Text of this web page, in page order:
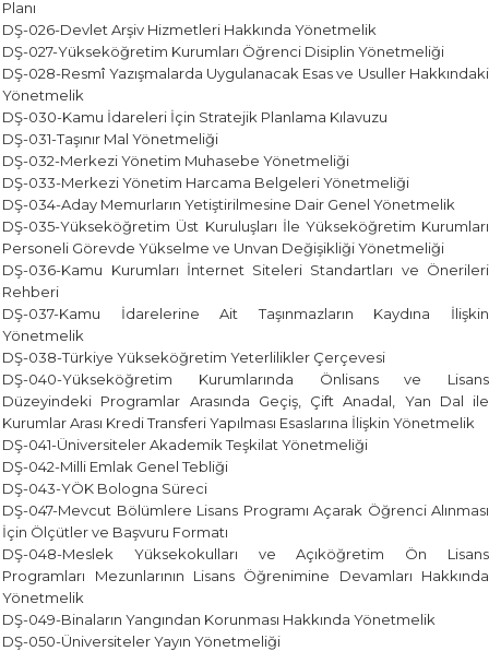
Planı
DŞ-026-Devlet Arşiv Hizmetleri Hakkında Yönetmelik
DŞ-027-Yükseköğretim Kurumları Öğrenci Disiplin Yönetmeliği
DŞ-028-Resmî Yazışmalarda Uygulanacak Esas ve Usuller Hakkındaki
Yönetmelik
DŞ-030-Kamu İdareleri İçin Stratejik Planlama Kılavuzu
DŞ-031-Taşınır Mal Yönetmeliği
DŞ-032-Merkezi Yönetim Muhasebe Yönetmeliği
DŞ-033-Merkezi Yönetim Harcama Belgeleri Yönetmeliği
DŞ-034-Aday Memurların Yetiştirilmesine Dair Genel Yönetmelik
DŞ-035-Yükseköğretim Üst Kuruluşları İle Yükseköğretim Kurumları
Personeli Görevde Yükselme ve Unvan Değişikliği Yönetmeliği
DŞ-036-Kamu Kurumları İnternet Siteleri Standartları ve Önerileri
Rehberi
DŞ-037-Kamu İdarelerine Ait Taşınmazların Kaydına İlişkin
Yönetmelik
DŞ-038-Türkiye Yükseköğretim Yeterlilikler Çerçevesi
DŞ-040-Yükseköğretim Kurumlarında Önlisans ve Lisans
Düzeyindeki Programlar Arasında Geçiş, Çift Anadal, Yan Dal ile
Kurumlar Arası Kredi Transferi Yapılması Esaslarına İlişkin Yönetmelik
DŞ-041-Üniversiteler Akademik Teşkilat Yönetmeliği
DŞ-042-Milli Emlak Genel Tebliği
DŞ-043-YÖK Bologna Süreci
DŞ-047-Mevcut Bölümlere Lisans Programı Açarak Öğrenci Alınması
İçin Ölçütler ve Başvuru Formatı
DŞ-048-Meslek Yüksekokulları ve Açıköğretim Ön Lisans
Programları Mezunlarının Lisans Öğrenimine Devamları Hakkında
Yönetmelik
DŞ-049-Binaların Yangından Korunması Hakkında Yönetmelik
DŞ-050-Üniversiteler Yayın Yönetmeliği